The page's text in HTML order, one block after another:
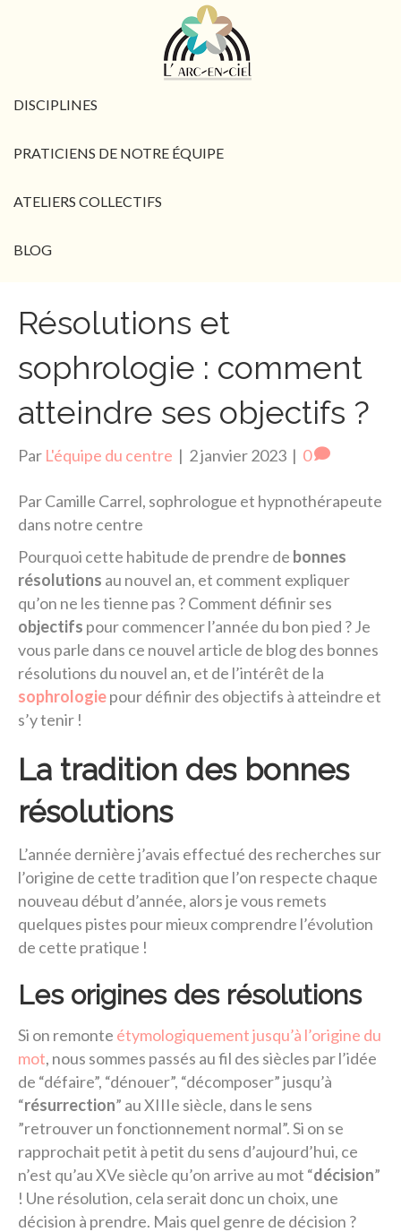
DISCIPLINES
PRATICIENS DE NOTRE ÉQUIPE
ATELIERS COLLECTIFS
BLOG
Résolutions et
sophrologie : comment
atteindre ses objectifs ?
Par L'équipe du centre | 2 janvier 2023 | 0
Par Camille Carrel, sophrologue et hypnothérapeute
dans notre centre
Pourquoi cette habitude de prendre de bonnes
résolutions au nouvel an, et comment expliquer
qu’on ne les tienne pas ? Comment définir ses
objectifs pour commencer l’année du bon pied ? Je
vous parle dans ce nouvel article de blog des bonnes
résolutions du nouvel an, et de l’intérêt de la
sophrologiepour définir des objectifs à atteindre et
s’y tenir !
La tradition des bonnes
résolutions
L’année dernière j’avais effectué des recherches sur
l’origine de cette tradition que l’on respecte chaque
nouveau début d’année, alors je vous remets
quelques pistes pour mieux comprendre l’évolution
de cette pratique !
Les origines des résolutions
Si on remonte étymologiquement jusqu’à l’origine du
mot, nous sommes passés au fil des siècles par l’idée
de “défaire”, “dénouer”, “décomposer” jusqu’à
“résurrection” au XIIIe siècle, dans le sens
”retrouver un fonctionnement normal”. Si on se
rapprochait petit à petit du sens d’aujourd’hui, ce
n’est qu’au XVe siècle qu’on arrive au mot “décision”
! Une résolution, cela serait donc un choix, une
décision à prendre. Mais quel genre de décision ?